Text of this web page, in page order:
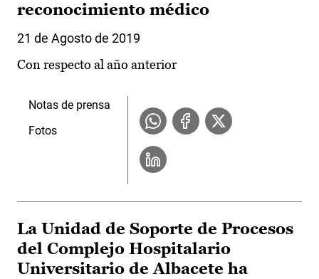
reconocimiento médico
21 de Agosto de 2019
Con respecto al año anterior
Notas de prensa
Fotos
La Unidad de Soporte de Procesos
del Complejo Hospitalario
Universitario de Albacete ha